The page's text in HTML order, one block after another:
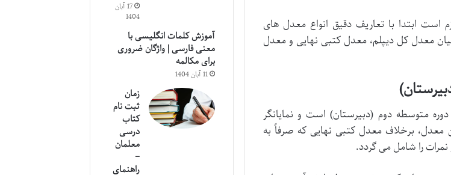
است ابتدا با تعاریف دقیق انواع معدل های
معدل کل دیپلم، معدل کتبی نهایی و معدل
متوسطه دوم (دبیرستان) است و نمایانگر
برخلاف معدل کتبی نهایی که صرفاً به
نمرات را شامل می گردد.
17 آبان
1404
آموزش کلمات انگلیسی با
معنی فارسی | واژگان ضروری
برای مکالمه
11 آبان 1404
زمان
ثبت نام
کتاب
درسی
معلمان
–
راهنمای